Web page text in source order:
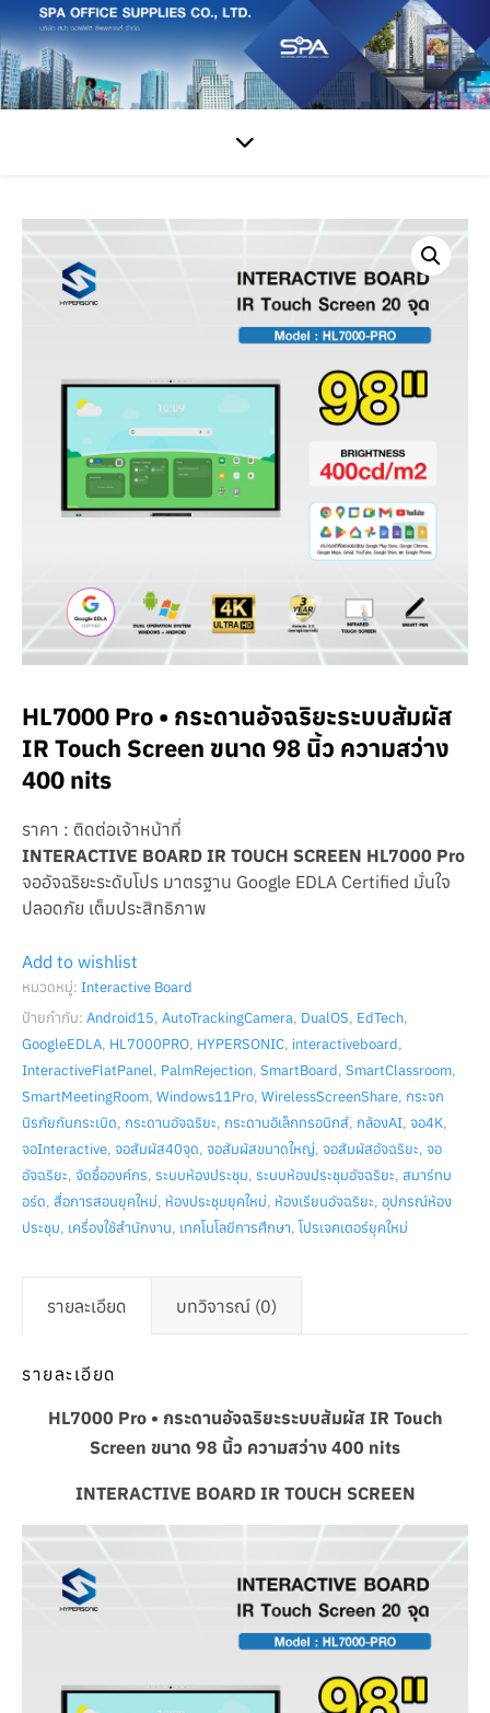
HL7000 Pro • กระดานอัจฉริยะระบบสัมผัส
IR Touch Screen ขนาด 98 นิ้ว ความสว่าง
400 nits
ราคา : ติดต่อเจ้าหน้าที่
INTERACTIVE BOARD IR TOUCH SCREEN HL7000 Pro
จออัจฉริยะระดับโปร มาตรฐาน Google EDLA Certified มั่นใจ
ปลอดภัย เต็มประสิทธิภาพ
Add to wishlist
หมวดหมู่: Interactive Board
ป้ายกำกับ: Android15, AutoTrackingCamera, DualOS, EdTech,
GoogleEDLA, HL7000PRO, HYPERSONIC, interactiveboard,
InteractiveFlatPanel, PalmRejection, SmartBoard, SmartClassroom,
SmartMeetingRoom, Windows11Pro, WirelessScreenShare, กระจก
นิรภัยกันกระเบิด, กระดานอัจฉริยะ, กระดานอิเล็กทรอนิกส์, กล้องAI, จอ4K,
จอInteractive, จอสัมผัส40จุด, จอสัมผัสขนาดใหญ่, จอสัมผัสอัจฉริยะ, จอ
อัจฉริยะ, จัดซื้อองค์กร, ระบบห้องประชุม, ระบบห้องประชุมอัจฉริยะ, สมาร์ทบ
อร์ด, สื่อการสอนยุคใหม่, ห้องประชุมยุคใหม่, ห้องเรียนอัจฉริยะ, อุปกรณ์ห้อง
ประชุม, เครื่องใช้สำนักงาน, เทคโนโลยีการศึกษา, โปรเจคเตอร์ยุคใหม่
รายละเอียด บทวิจารณ์ (0)
รายละเอียด
HL7000 Pro • กระดานอัจฉริยะระบบสัมผัส IR Touch
Screen ขนาด 98 นิ้ว ความสว่าง 400 nits
INTERACTIVE BOARD IR TOUCH SCREEN